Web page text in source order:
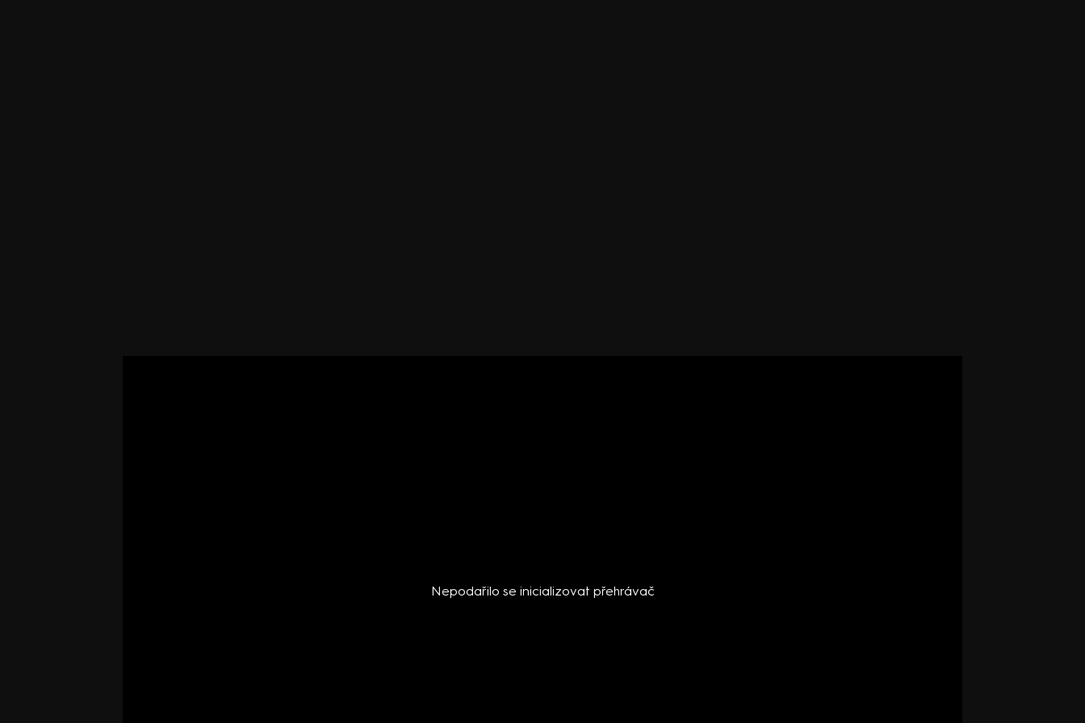
Nepodařilo se inicializovat přehrávač